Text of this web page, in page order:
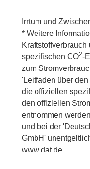
Irrtum und
* Weitere
spezifischen CO2-
zum
'Leitfaden über
die offiziellen
den offiziellen
entnommen
und bei der
GmbH'
www.dat.de.